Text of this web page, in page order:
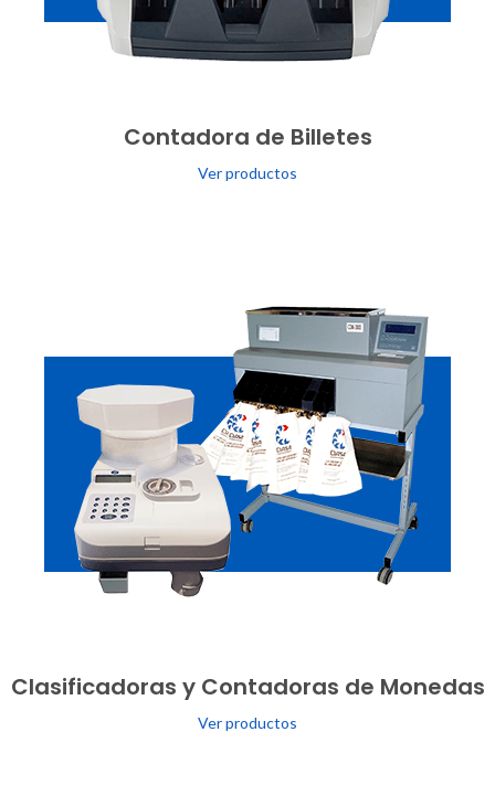
Contadora de Billetes
Ver productos
Clasificadoras y Contadoras de Monedas
Ver productos